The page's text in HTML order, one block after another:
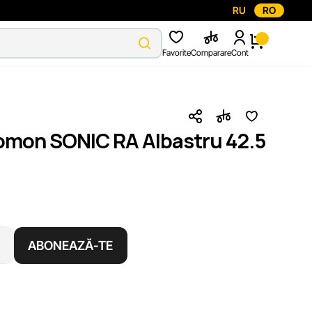
RU RO
FavoriteComparareCont
SONIC RA Albastru 42.5
ABONEAZĂ-TE